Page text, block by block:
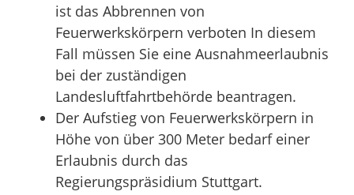
ist das Abbrennen von
Feuerwerkskörpern verboten In diesem
Fall müssen Sie eine Ausnahmeerlaubnis
bei der zuständigen
Landesluftfahrtbehörde beantragen.
Der Aufstieg von Feuerwerkskörpern in
Höhe von über 300 Meter bedarf einer
Erlaubnis durch das
Regierungspräsidium Stuttgart.